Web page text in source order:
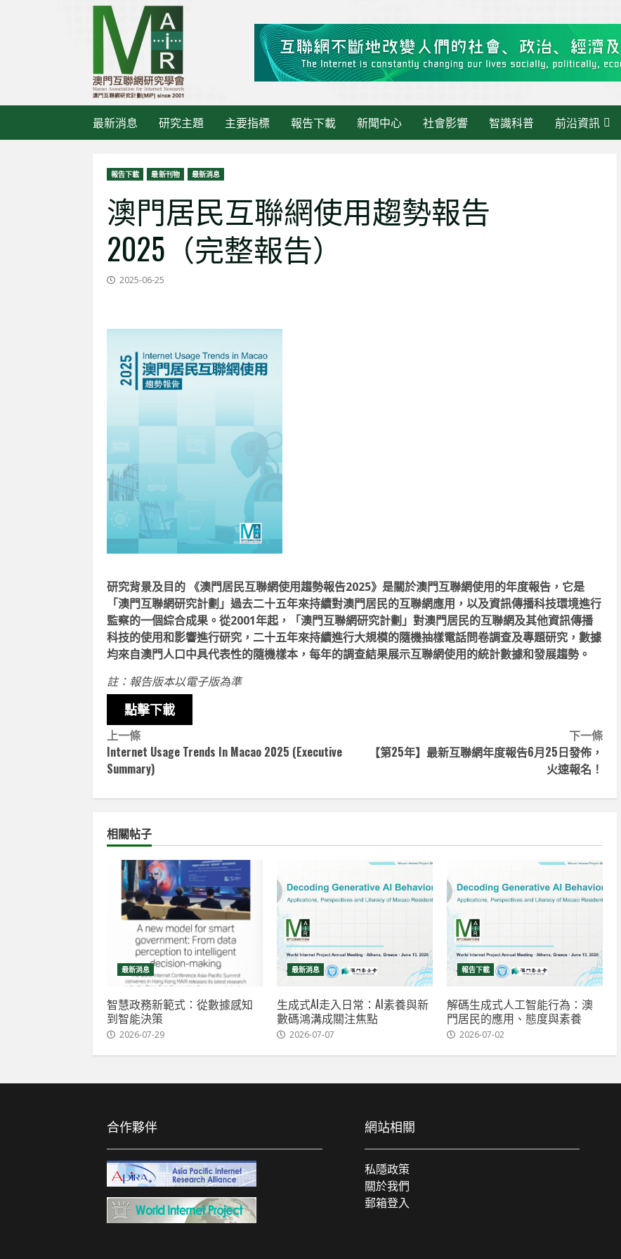
最新消息 研究主題 主要指標 報告下載 新聞中心 社會影響 智識科普 前沿資訊
報告下載 最新刊物 最新消息
澳門居民互聯網使用趨勢報告
2025（完整報告）
2025-06-25
研究背景及目的 《澳門居民互聯網使用趨勢報告2025》是關於澳門互聯網使用的年度報告，它是
「澳門互聯網研究計劃」過去二十五年來持續對澳門居民的互聯網應用，以及資訊傳播科技環境進行
監察的一個綜合成果。從2001年起，「澳門互聯網研究計劃」對澳門居民的互聯網及其他資訊傳播
科技的使用和影響進行研究，二十五年來持續進行大規模的隨機抽樣電話問卷調查及專題研究，數據
均來自澳門人口中具代表性的隨機樣本，每年的調查結果展示互聯網使用的統計數據和發展趨勢。
註：報告版本以電子版為準
點擊下載
Continue
Reading
下一條
【第25年】最新互聯網年度報告6月25日發佈，
火速報名！
上一條
Internet Usage Trends In Macao 2025 (Executive
Summary)
相關帖子
最新消息
智慧政務新範式：從數據感知
到智能決策
2026-07-29
最新消息
生成式AI走入日常：AI素養與新
數碼鴻溝成關注焦點
2026-07-07
報告下載
解碼生成式人工智能行為：澳
門居民的應用、態度與素養
2026-07-02
最新消息
合作夥伴 網站相關
私隱政策
關於我們
郵箱登入